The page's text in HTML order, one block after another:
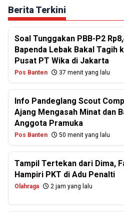
Berita Terkini
Soal Tunggakan PBB-P2
Bapenda Lebak Bakal Tagih
Pusat PT Wika di Jakarta
Pos Banten 37 menit yang lalu
Info Pandeglang Scout
Ajang Mengasah Minat dan
Anggota Pramuka
Pos Banten 50 menit yang lalu
Tampil Tertekan dari Dima,
Hampiri PKT di Adu Penalti
Olahraga 2 jam yang lalu